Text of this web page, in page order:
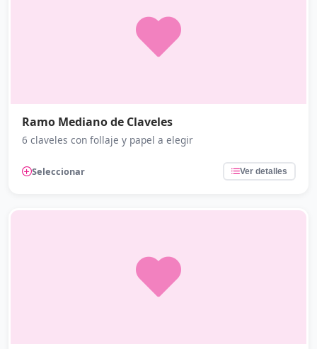
Ramo Mediano de Claveles
6 claveles con follaje y papel a elegir
Seleccionar Ver detalles